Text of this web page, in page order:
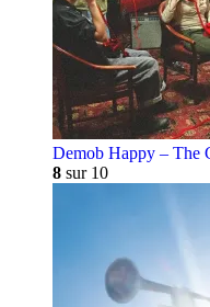
Demob Happy – The
8 sur 10